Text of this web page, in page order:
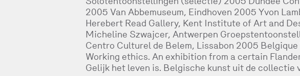
2005 Van Abbemuseum, Eindhoven 2005 Yvon
Herebert Read Gallery, Kent Institute of Art and
Micheline Szwajcer, Antwerpen
Centro Culturel de Belem, Lissabon 2005
Working ethics. An exhibition from a certain
Gelijk het leven is. Belgische kunst uit de collectie